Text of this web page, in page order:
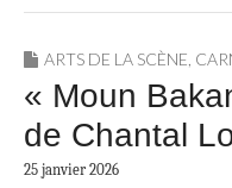
ARTS DE LA SCÈNE
« Moun
de Chantal
25 janvier 2026